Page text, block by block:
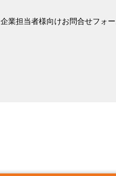
企業担当者様向けお問合せフォー